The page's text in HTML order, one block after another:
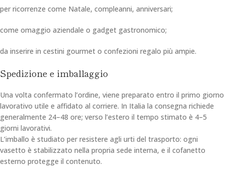
per ricorrenze come Natale, compleanni, anniversari;
come omaggio aziendale o gadget gastronomico;
da inserire in cestini gourmet o confezioni regalo più ampie.
Spedizione e imballaggio
Una volta confermato l’ordine, viene preparato entro il primo giorno
lavorativo utile e affidato al corriere. In Italia la consegna richiede
generalmente 24–48 ore; verso l’estero il tempo stimato è 4–5
giorni lavorativi.
L’imballo è studiato per resistere agli urti del trasporto: ogni
vasetto è stabilizzato nella propria sede interna, e il cofanetto
esterno protegge il contenuto.